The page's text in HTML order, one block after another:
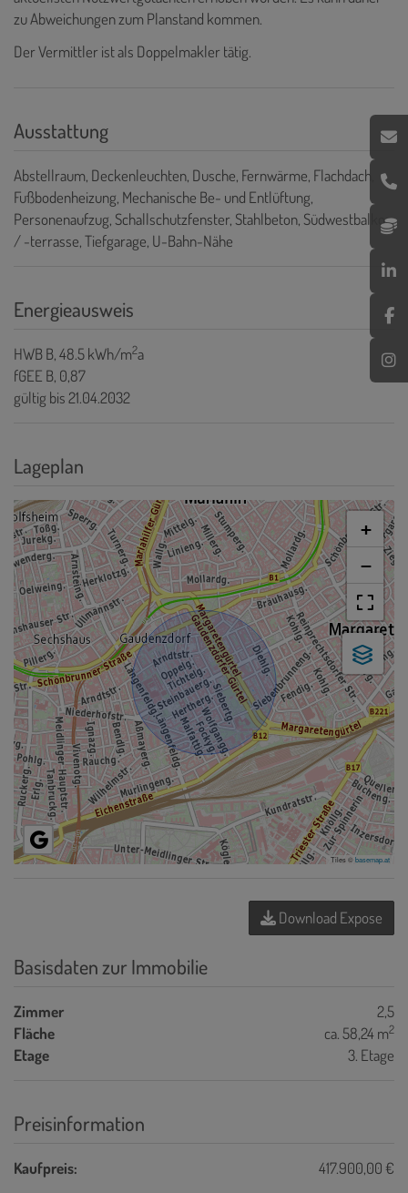
zu Abweichungen zum Planstand kommen.
Der Vermittler ist als Doppelmakler tätig.
Ausstattung
Abstellraum Deckenleuchten Dusche Fernwärme Flachdach
Fußbodenheizung Mechanische Be- und Entlüftung
Personenaufzug Schallschutzfenster Stahlbeton Südwestbalkon
/ -terrasse Tiefgarage U-Bahn-Nähe
Energieausweis
HWBB, 48.5 kWh/m2a
fGEE B, 0,87
gültig bis21.04.2032
Lageplan
+
−
Tiles ©basemap.at
Download Expose
Basisdaten zur Immobilie
Zimmer
2,5
Fläche
ca. 58,24 m2
Etage 3. Etage
Preisinformation
Kaufpreis: 417.900,00 €